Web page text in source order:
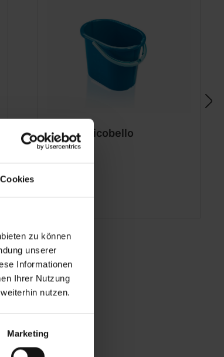
zu können
unserer
Informationen
Ihrer Nutzung
nutzen.
Marketing
Emmer Picobello